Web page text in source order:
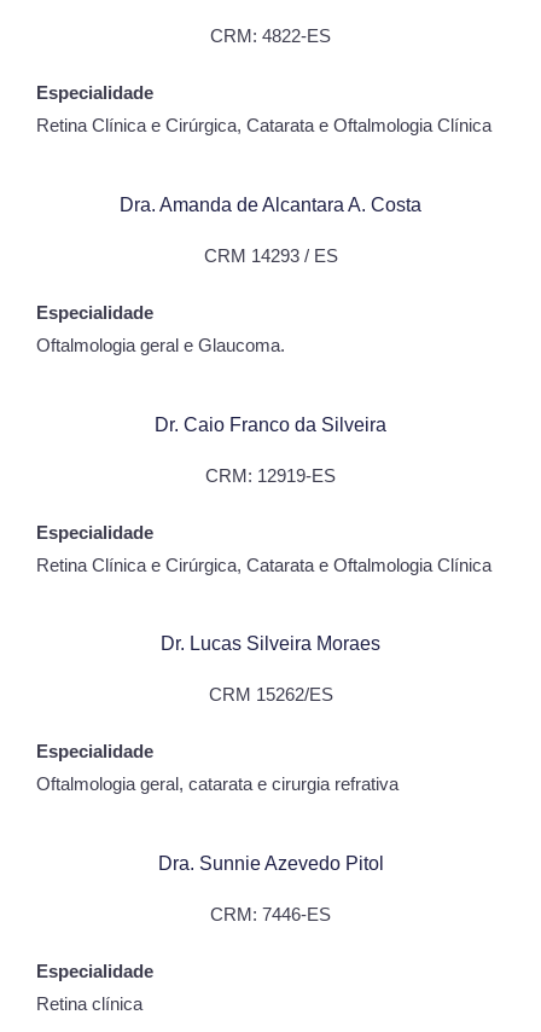
CRM: 4822-ES
Especialidade
Retina Clínica e Cirúrgica, Catarata e Oftalmologia Clínica
Dra. Amanda de Alcantara A. Costa
CRM 14293 / ES
Especialidade
Oftalmologia geral e Glaucoma.
Dr. Caio Franco da Silveira
CRM: 12919-ES
Especialidade
Retina Clínica e Cirúrgica, Catarata e Oftalmologia Clínica
Dr. Lucas Silveira Moraes
CRM 15262/ES
Especialidade
Oftalmologia geral, catarata e cirurgia refrativa
Dra. Sunnie Azevedo Pitol
CRM: 7446-ES
Especialidade
Retina clínica